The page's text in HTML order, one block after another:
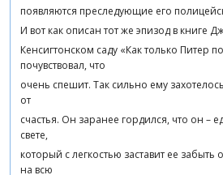
появляются преследующие его
И вот как описан тот же эпизод в книге
Кенсигтонском саду «Как только Питер
почувствовал, что
очень спешит. Так сильно ему
от
счастья. Он заранее гордился, что он –
свете,
который с легкостью заставит ее забыть
на всю